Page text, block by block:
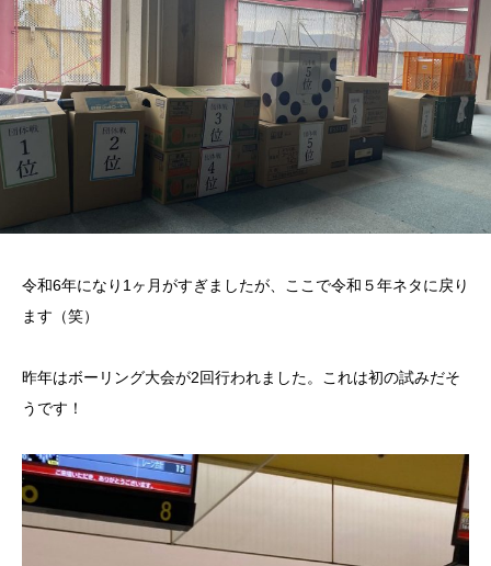
令和6年になり1ヶ月がすぎましたが、ここで令和５年ネタに戻り
ます（笑）
昨年はボーリング大会が2回行われました。これは初の試みだそ
うです！